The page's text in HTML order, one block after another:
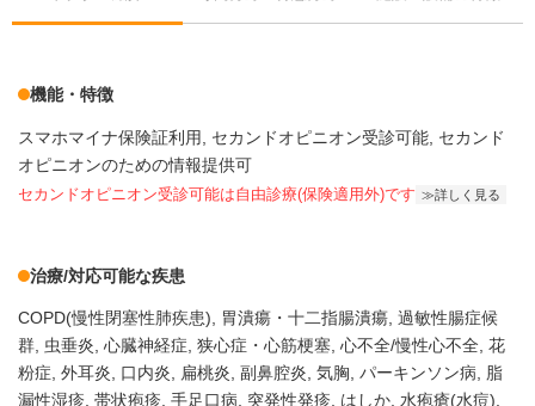
機能・特徴
スマホマイナ保険証利用 セカンドオピニオン受診可能 セカンド
オピニオンのための情報提供可
セカンドオピニオン受診可能は自由診療(保険適用外)です 詳しく見る
治療/対応可能な疾患
COPD(慢性閉塞性肺疾患) 胃潰瘍・十二指腸潰瘍 過敏性腸症候
群 虫垂炎 心臓神経症 狭心症・心筋梗塞 心不全/慢性心不全 花
粉症 外耳炎 口内炎 扁桃炎 副鼻腔炎 気胸 パーキンソン病
脂
漏性湿疹 帯状疱疹 手足口病 突発性発疹 はしか 水疱瘡(水痘)